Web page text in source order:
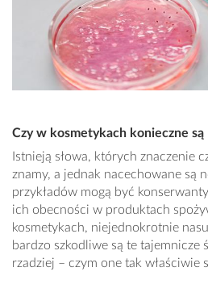
Czy w kosmetykach konieczne
Istnieją słowa, których znaczenie
znamy, a jednak nacechowane są
przykładów mogą być
ich obecności w produktach
kosmetykach, niejednokrotnie
bardzo szkodliwe są te tajemnicze
rzadziej – czym one tak właściwie